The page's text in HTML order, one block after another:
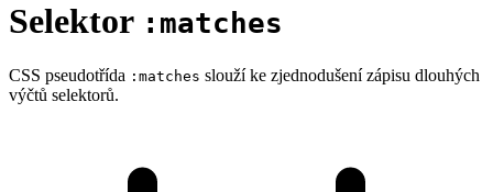
Selektor :matches
CSS pseudotřída :matches slouží ke zjednodušení zápisu dlouhých
výčtů selektorů.